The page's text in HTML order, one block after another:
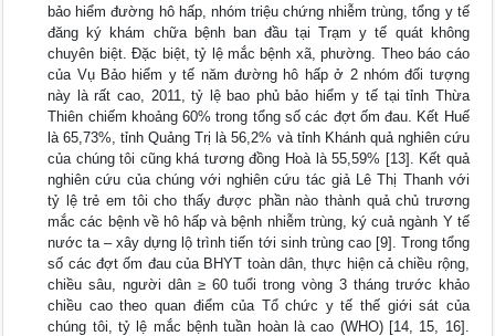
bảo hiểm đường hô hấp, nhóm triệu chứng nhiễm trùng, tổng y tế
đăng ký khám chữa bệnh ban đầu tại Trạm y tế quát không
chuyên biệt. Đặc biệt, tỷ lệ mắc bệnh xã, phường. Theo báo cáo
của Vụ Bảo hiểm y tế năm đường hô hấp ở 2 nhóm đối tượng
này là rất cao, 2011, tỷ lệ bao phủ bảo hiểm y tế tại tỉnh Thừa
Thiên chiếm khoảng 60% trong tổng số các đợt ốm đau. Kết Huế
là 65,73%, tỉnh Quảng Trị là 56,2% và tỉnh Khánh quả nghiên cứu
của chúng tôi cũng khá tương đồng Hoà là 55,59% [13]. Kết quả
nghiên cứu của chúng với nghiên cứu tác giả Lê Thị Thanh với
tỷ lệ trẻ em tôi cho thấy được phần nào thành quả chủ trương
mắc các bệnh về hô hấp và bệnh nhiễm trùng, ký cuả ngành Y tế
nước ta – xây dựng lộ trình tiến tới sinh trùng cao [9]. Trong tổng
số các đợt ốm đau của BHYT toàn dân, thực hiện cả chiều rộng,
chiều sâu, người dân ≥ 60 tuổi trong vòng 3 tháng trước khảo
chiều cao theo quan điểm của Tổ chức y tế thế giới sát của
chúng tôi, tỷ lệ mắc bệnh tuần hoàn là cao (WHO) [14, 15, 16].